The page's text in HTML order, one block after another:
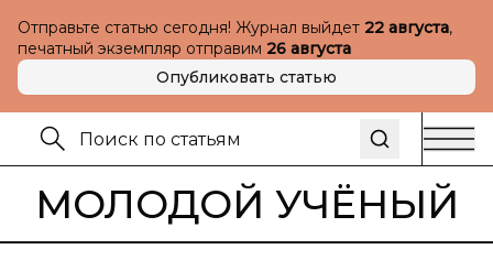
Отправьте статью сегодня! Журнал выйдет 22 августа,
печатный экземпляр отправим 26 августа
Опубликовать статью
МОЛОДОЙ УЧЁНЫЙ